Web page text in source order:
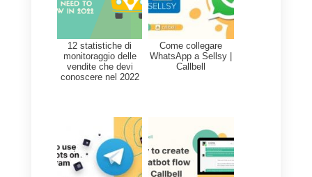
l’integrazione ufficiale di Callbell
con Zapier
. Uno dei principali
vantaggi dell’utilizzo di Zapier è la
integrazione. Tuttavia, uno
svantaggio da considerare è il